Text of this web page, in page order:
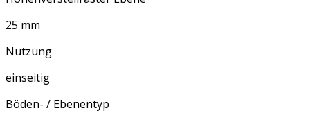
25 mm
Nutzung
einseitig
Böden- / Ebenentyp